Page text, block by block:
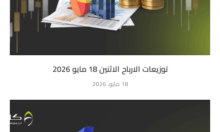
توزيعات الارباح الاثنين 18 مايو 2026
18 مايو، 2026